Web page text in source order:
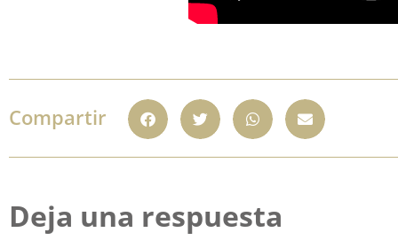
Compartir
Deja una respuesta